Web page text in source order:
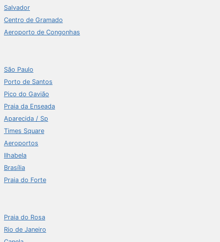
Salvador
Centro de Gramado
Aeroporto de Congonhas
São Paulo
Porto de Santos
Pico do Gavião
Praia da Enseada
Aparecida / Sp
Times Square
Aeroportos
Ilhabela
Brasília
Praia do Forte
Praia do Rosa
Rio de Janeiro